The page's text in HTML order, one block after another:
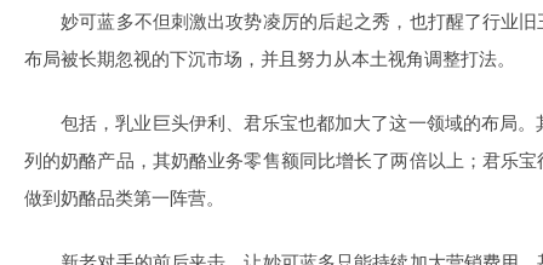
妙可蓝多不但刺激出攻势凌厉的后起之秀，也打醒了行业旧
布局被长期忽视的下沉市场，并且努力从本土视角调整打法。
包括，乳业巨头伊利、君乐宝也都加大了这一领域的布局。
列的奶酪产品，其奶酪业务零售额同比增长了两倍以上；君乐
做到奶酪品类第一阵营。